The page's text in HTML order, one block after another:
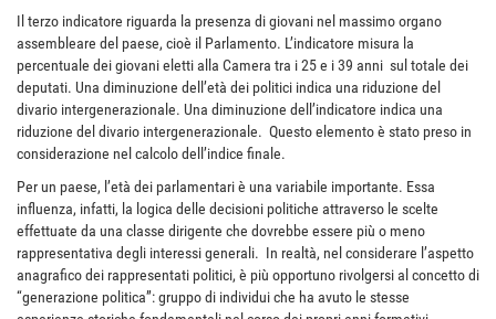
Il terzo indicatore riguarda la presenza di giovani nel massimo organo
assembleare del paese, cioè il Parlamento. L’indicatore misura la
percentuale dei giovani eletti alla Camera tra i 25 e i 39 anni sul totale dei
deputati. Una diminuzione dell’età dei politici indica una riduzione del
divario intergenerazionale. Una diminuzione dell’indicatore indica una
riduzione del divario intergenerazionale. Questo elemento è stato preso in
considerazione nel calcolo dell’indice finale.
Per un paese, l’età dei parlamentari è una variabile importante. Essa
influenza, infatti, la logica delle decisioni politiche attraverso le scelte
effettuate da una classe dirigente che dovrebbe essere più o meno
rappresentativa degli interessi generali. In realtà, nel considerare l’aspetto
anagrafico dei rappresentati politici, è più opportuno rivolgersi al concetto di
“generazione politica”: gruppo di individui che ha avuto le stesse